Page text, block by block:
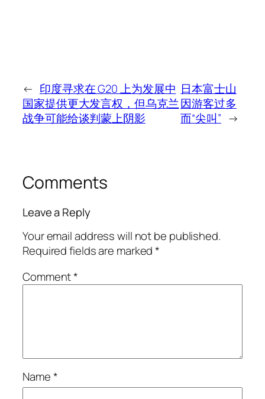
← 印度寻求在 G20 上为发展中
国家提供更大发言权，但乌克兰
战争可能给谈判蒙上阴影
日本富士山
因游客过多
而“尖叫” →
Comments
Leave a Reply
Your email address will not be published.
Required fields are marked*
Comment*
Name*